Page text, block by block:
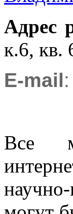
Адрес
к.6, кв.
E-mail:
Все